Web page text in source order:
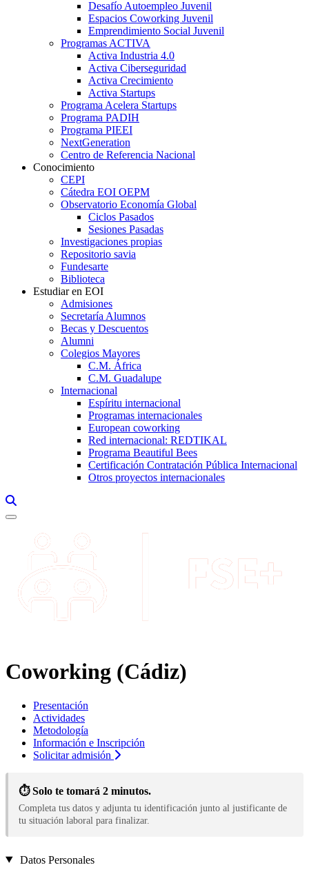
Desafío Autoempleo Juvenil
Espacios Coworking Juvenil
Emprendimiento Social Juvenil
Programas ACTIVA
Activa Industria 4.0
Activa Ciberseguridad
Activa Crecimiento
Activa Startups
Programa Acelera Startups
Programa PADIH
Programa PIEEI
NextGeneration
Centro de Referencia Nacional
Conocimiento
CEPI
Cátedra EOI OEPM
Observatorio Economía Global
Ciclos Pasados
Sesiones Pasadas
Investigaciones propias
Repositorio savia
Fundesarte
Biblioteca
Estudiar en EOI
Admisiones
Secretaría Alumnos
Becas y Descuentos
Alumni
Colegios Mayores
C.M. África
C.M. Guadalupe
Internacional
Espíritu internacional
Programas internacionales
European coworking
Red internacional: REDTIKAL
Programa Beautiful Bees
Certificación Contratación Pública Internacional
Otros proyectos internacionales
Coworking (Cádiz)
Presentación
Actividades
Metodología
Información e Inscripción
Solicitar admisión
⏱️ Solo te tomará 2 minutos.
Completa tus datos y adjunta tu identificación junto al justificante de
tu situación laboral para finalizar.
Datos Personales